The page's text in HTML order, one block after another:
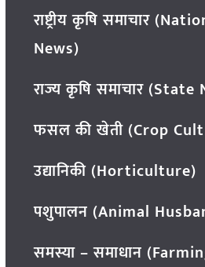
राष्ट्रीय कृषि समाचार
News)
राज्य कृषि समाचार (State
फसल की खेती (Crop
उद्यानिकी (Horticulture)
पशुपालन (Animal
समस्या – समाधान